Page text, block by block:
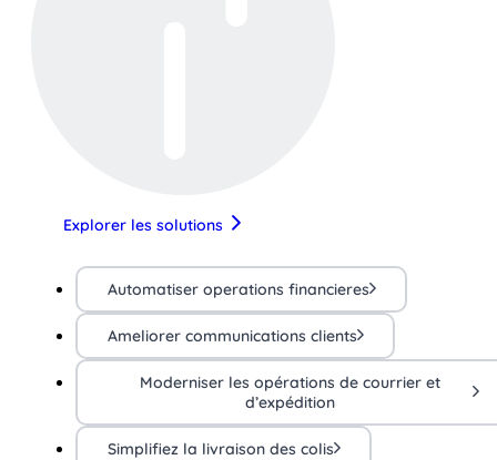
Explorer les solutions
Automatiser operations financieres
Ameliorer communications clients
Moderniser les opérations de courrier et
d’expédition
Simplifiez la livraison des colis